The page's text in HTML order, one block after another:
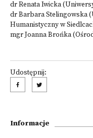
dr Renata Iwicka
dr Barbara Stelingowska
Humanistyczny w
mgr Joanna Brońka
Udostępnij:
Informacje